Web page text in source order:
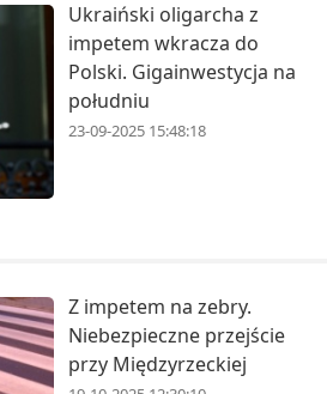
Ukraiński oligarcha z
impetem wkracza do
Polski. Gigainwestycja na
południu
23-09-2025 15:48:18
Z impetem na zebry.
Niebezpieczne przejście
przy Międzyrzeckiej